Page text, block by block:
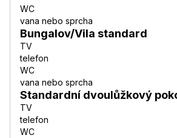
WC
vana nebo sprcha
Bungalov/Vila standard
TV
telefon
WC
vana nebo sprcha
Standardní dvoulůžkový
TV
telefon
WC